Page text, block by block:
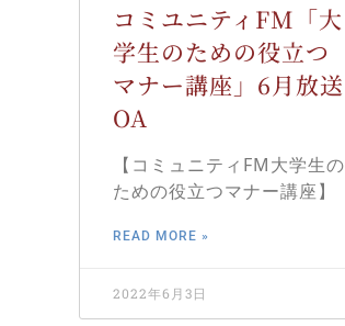
コミユニティFM「大
学生のための役立つ
マナー講座」6月放送
OA
【コミュニティFM大学生の
ための役立つマナー講座】
READ MORE »
2022年6月3日